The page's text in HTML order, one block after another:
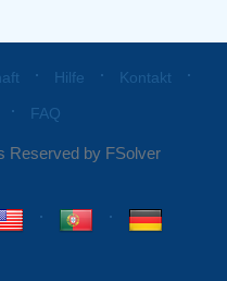
⋅ Hilfe ⋅ Kontakt ⋅
⋅ FAQ
Reserved by FSolver
⋅ ⋅